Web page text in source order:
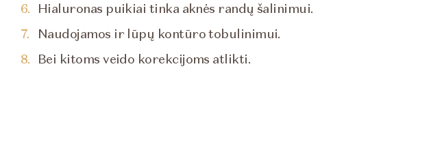
Hialuronas puikiai tinka aknės randų šalinimui.
Naudojamos ir lūpų kontūro tobulinimui.
Bei kitoms veido korekcijoms atlikti.